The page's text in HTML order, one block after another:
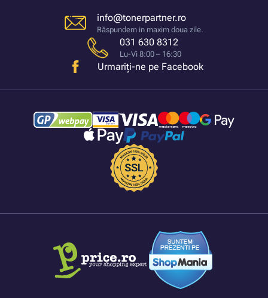
info@tonerpartner.ro
Răspundem in maxim doua zile.
031 630 8312
Lu-Vi 8:00 – 16:30
Urmariți-ne pe Facebook